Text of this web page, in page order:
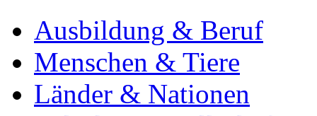
Ausbildung & Beruf
Menschen & Tiere
Länder & Nationen